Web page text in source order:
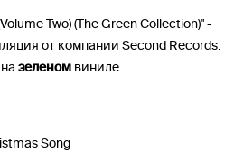
Two) (The Green Collection)" -
от компании Second Records.
зеленом виниле.
Song